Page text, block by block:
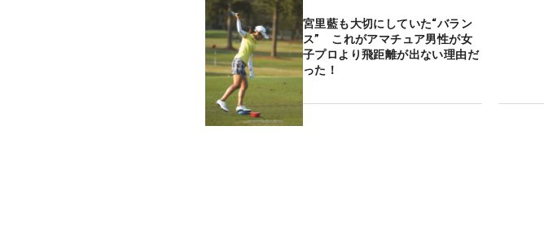
宮里藍も大切にしていた“バラン
ス” これがアマチュア男性が女
子プロより飛距離が出ない理由だ
った！